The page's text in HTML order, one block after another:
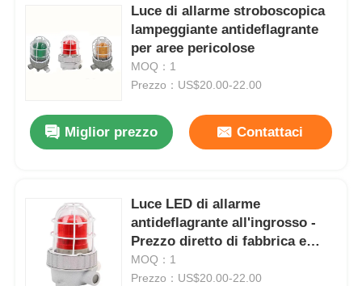
Luce di allarme stroboscopica
lampeggiante antideflagrante
per aree pericolose
MOQ：1
Prezzo：US$20.00-22.00
Miglior prezzo Contattaci
Luce LED di allarme
antideflagrante all'ingrosso -
Prezzo diretto di fabbrica e
servizio OEM
MOQ：1
Prezzo：US$20.00-22.00